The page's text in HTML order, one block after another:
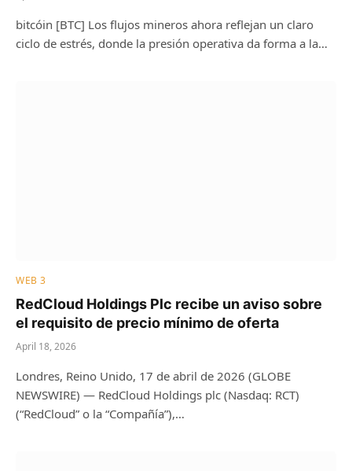
bitcóin [BTC] Los flujos mineros ahora reflejan un claro
ciclo de estrés, donde la presión operativa da forma a la…
WEB 3
RedCloud Holdings Plc recibe un aviso sobre
el requisito de precio mínimo de oferta
April 18, 2026
Londres, Reino Unido, 17 de abril de 2026 (GLOBE
NEWSWIRE) — RedCloud Holdings plc (Nasdaq: RCT)
(“RedCloud” o la “Compañía”),…